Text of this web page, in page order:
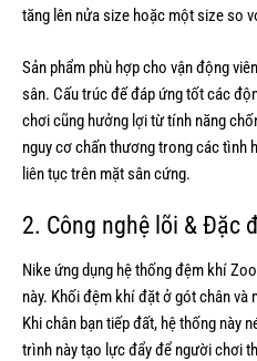
tăng lên nửa size hoặc một size so
Sản phẩm phù hợp cho vận động
sân. Cấu trúc đế đáp ứng tốt các
chơi cũng hưởng lợi từ tính năng
nguy cơ chấn thương trong các tình
liên tục trên mặt sân cứng.
2. Công nghệ lõi & Đặc
Nike ứng dụng hệ thống đệm khí
này. Khối đệm khí đặt ở gót chân và
Khi chân bạn tiếp đất, hệ thống này
trình này tạo lực đẩy để người chơi